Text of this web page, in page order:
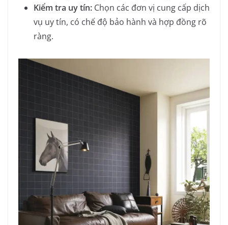
Kiểm tra uy tín: Chọn các đơn vị cung cấp dịch
vụ uy tín, có chế độ bảo hành và hợp đồng rõ
ràng.